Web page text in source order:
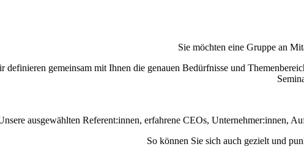
Sie möchten eine Gruppe an
definieren gemeinsam mit Ihnen die genauen Bedürfnisse und
ausgewählten Referent:innen, erfahrene CEOs, Unternehmer:innen,
So können Sie sich auch gezielt und